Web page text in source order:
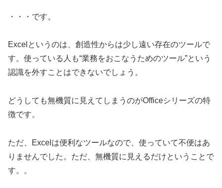
・・・です。
Excelというのは、創造性からは少し遠い存在のツールで
す。使っている人も“業務をおこなうためのツール”という
認識を外すことはできないでしょう。
どうしても無機質に見えてしまうのがOfficeシリーズの特
徴です。
ただ、Excelは便利なツールなので、使っていて不便はあ
りませんでした。ただ、無機質に見えるだけということで
す。。